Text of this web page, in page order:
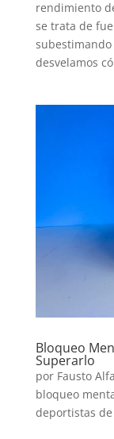
rendimiento
se trata de
desvelamos
Bloqueo
Superarlo
por Fausto
bloqueo
deportistas